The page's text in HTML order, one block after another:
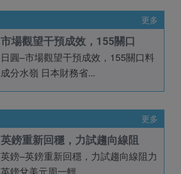
更多
市場觀望干預成效，155關口
日圓–市場觀望干預成效，155關口料
成分水嶺 日本財務省...
更多
英鎊重新回穩，力試趨向線阻
英鎊–英鎊重新回穩，力試趨向線阻力
英鎊兌美元周一輕...